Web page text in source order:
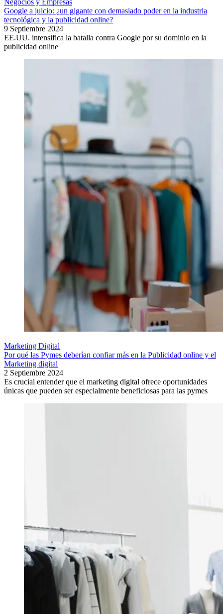
Negocios y Empresas
Google a juicio: ¿un gigante con demasiado poder en la industria
tecnológica y la publicidad online?
9 Septiembre 2024
EE.UU. intensifica la batalla contra Google por su dominio en la
publicidad online
Marketing Digital
Por qué las Pymes deberían confiar más en la Publicidad online y el
Marketing digital
2 Septiembre 2024
Es crucial entender que el marketing digital ofrece oportunidades
únicas que pueden ser especialmente beneficiosas para las pymes